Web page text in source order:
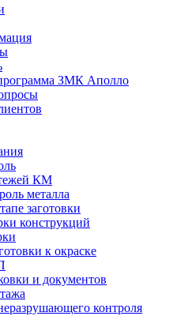
ЗМК Аполло
КМ
металла
заготовки
конструкций
к окраске
и документов
контроля